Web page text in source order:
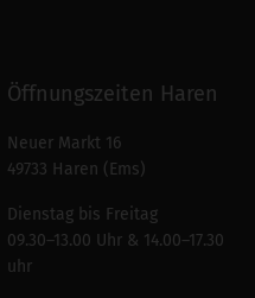
Öffnungszeiten Haren
Neuer Markt 16
49733 Haren (Ems)
Dienstag bis Freitag
09.30–13.00 Uhr & 14.00–17.30
uhr